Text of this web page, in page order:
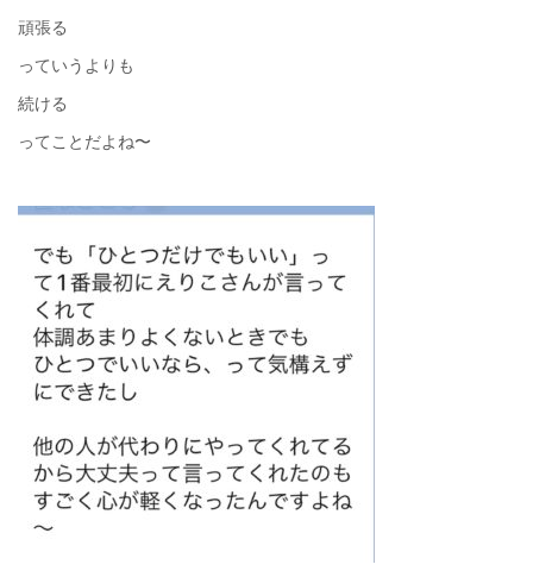
頑張る
っていうよりも
続ける
ってことだよね〜